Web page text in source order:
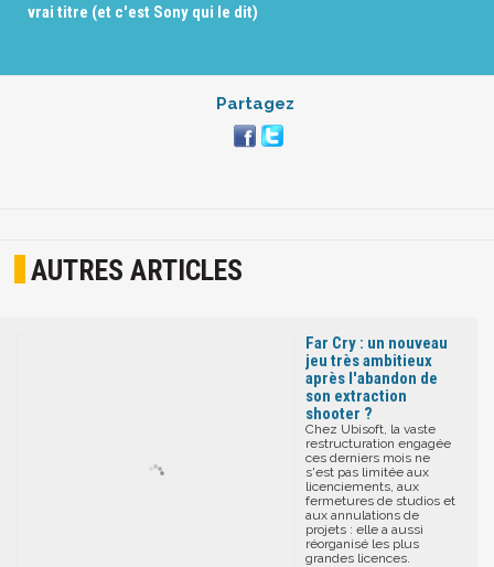
vrai titre (et c'est Sony qui le dit)
Partagez
AUTRES ARTICLES
Far Cry : un nouveau
jeu très ambitieux
après l'abandon de
son extraction
shooter ?
Chez Ubisoft, la vaste
restructuration engagée
ces derniers mois ne
s'est pas limitée aux
licenciements, aux
fermetures de studios et
aux annulations de
projets : elle a aussi
réorganisé les plus
grandes licences.